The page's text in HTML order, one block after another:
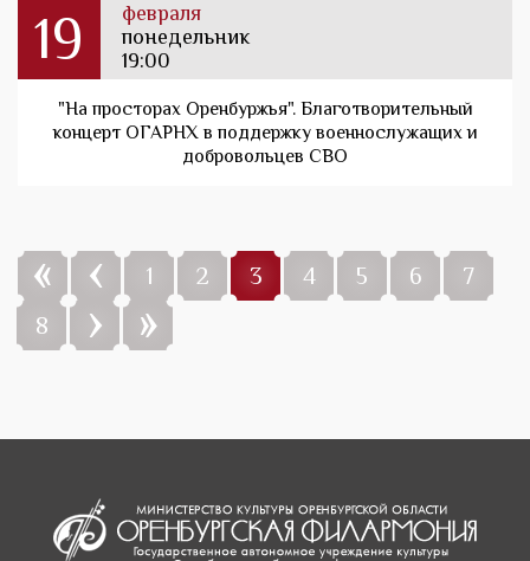
19
февраля
понедельник
19:00
"На просторах Оренбуржья". Благотворительный
концерт ОГАРНХ в поддержку военнослужащих и
добровольцев СВО
« ‹ 1 2 3 4 5 6
7
8
› »